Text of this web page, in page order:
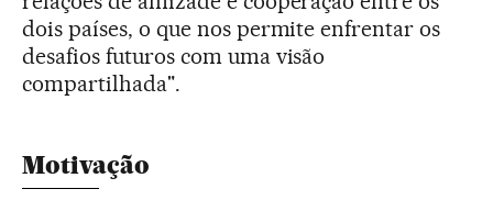
dois países, o que nos permite enfrentar os
desafios futuros com uma visão
compartilhada".
Motivação